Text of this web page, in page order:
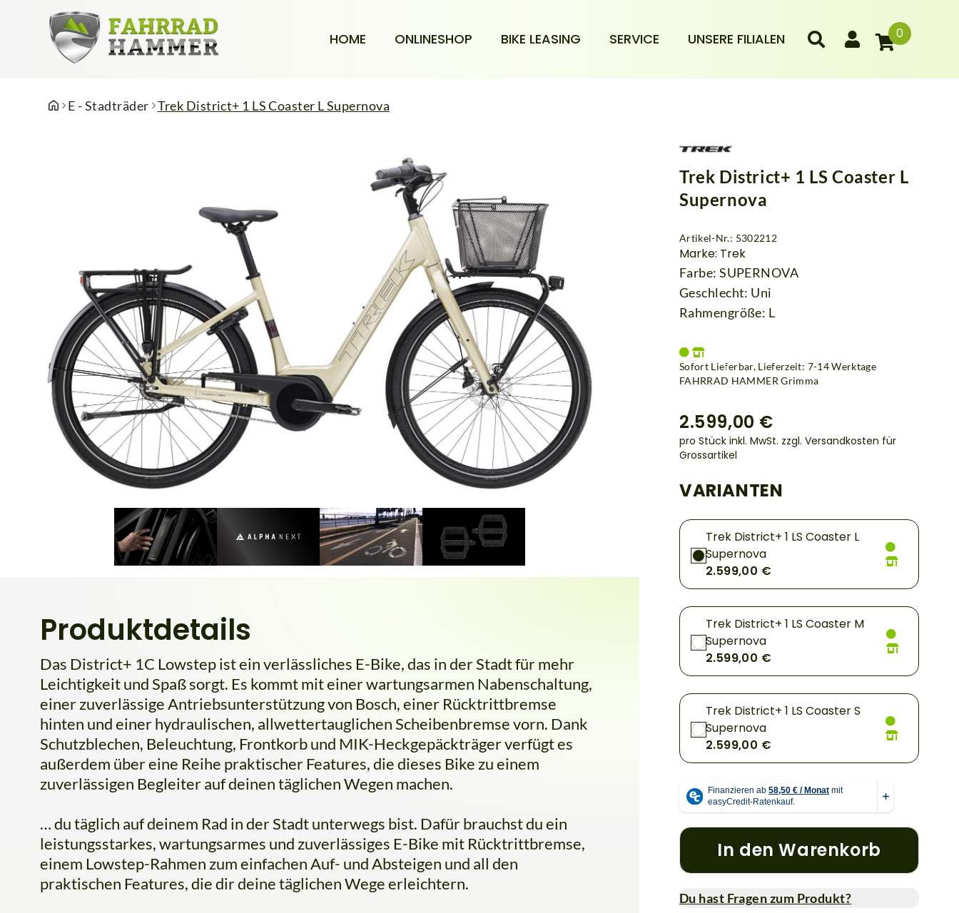
HOME ONLINESHOP BIKE LEASING SERVICE UNSERE FILIALEN 0
E - Stadträder Trek District+ 1 LS Coaster L Supernova
Produktdetails
Das District+ 1C Lowstep ist ein verlässliches E-Bike, das in der Stadt für mehr
Leichtigkeit und Spaß sorgt. Es kommt mit einer wartungsarmen Nabenschaltung,
einer zuverlässige Antriebsunterstützung von Bosch, einer Rücktrittbremse
hinten und einer hydraulischen, allwettertauglichen Scheibenbremse vorn. Dank
Schutzblechen, Beleuchtung, Frontkorb und MIK-Heckgepäckträger verfügt es
außerdem über eine Reihe praktischer Features, die dieses Bike zu einem
zuverlässigen Begleiter auf deinen täglichen Wegen machen.
… du täglich auf deinem Rad in der Stadt unterwegs bist. Dafür brauchst du ein
leistungsstarkes, wartungsarmes und zuverlässiges E-Bike mit Rücktrittbremse,
einem Lowstep-Rahmen zum einfachen Auf- und Absteigen und all den
praktischen Features, die dir deine täglichen Wege erleichtern.
Trek District+ 1 LS Coaster L
Supernova
Artikel-Nr.: 5302212
Marke: Trek
Farbe: SUPERNOVA
Geschlecht: Uni
Rahmengröße: L
Sofort Lieferbar, Lieferzeit: 7-14 Werktage
FAHRRAD HAMMER Grimma
2.599,00 €
pro Stück inkl. MwSt. zzgl. Versandkosten für
Grossartikel
VARIANTEN
Trek District+ 1 LS Coaster L
Supernova
2.599,00 €
Trek District+ 1 LS Coaster M
Supernova
2.599,00 €
Trek District+ 1 LS Coaster S
Supernova
2.599,00 €
In den Warenkorb
Du hast Fragen zum Produkt?